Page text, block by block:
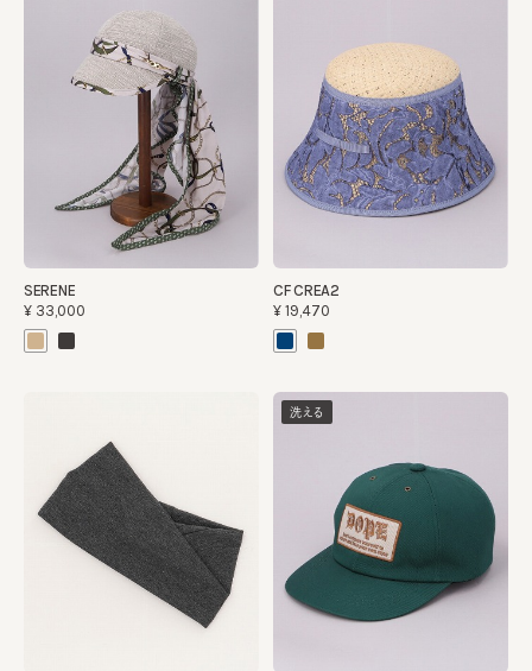
SERENE
¥33,000
CF CREA2
¥19,470
洗える